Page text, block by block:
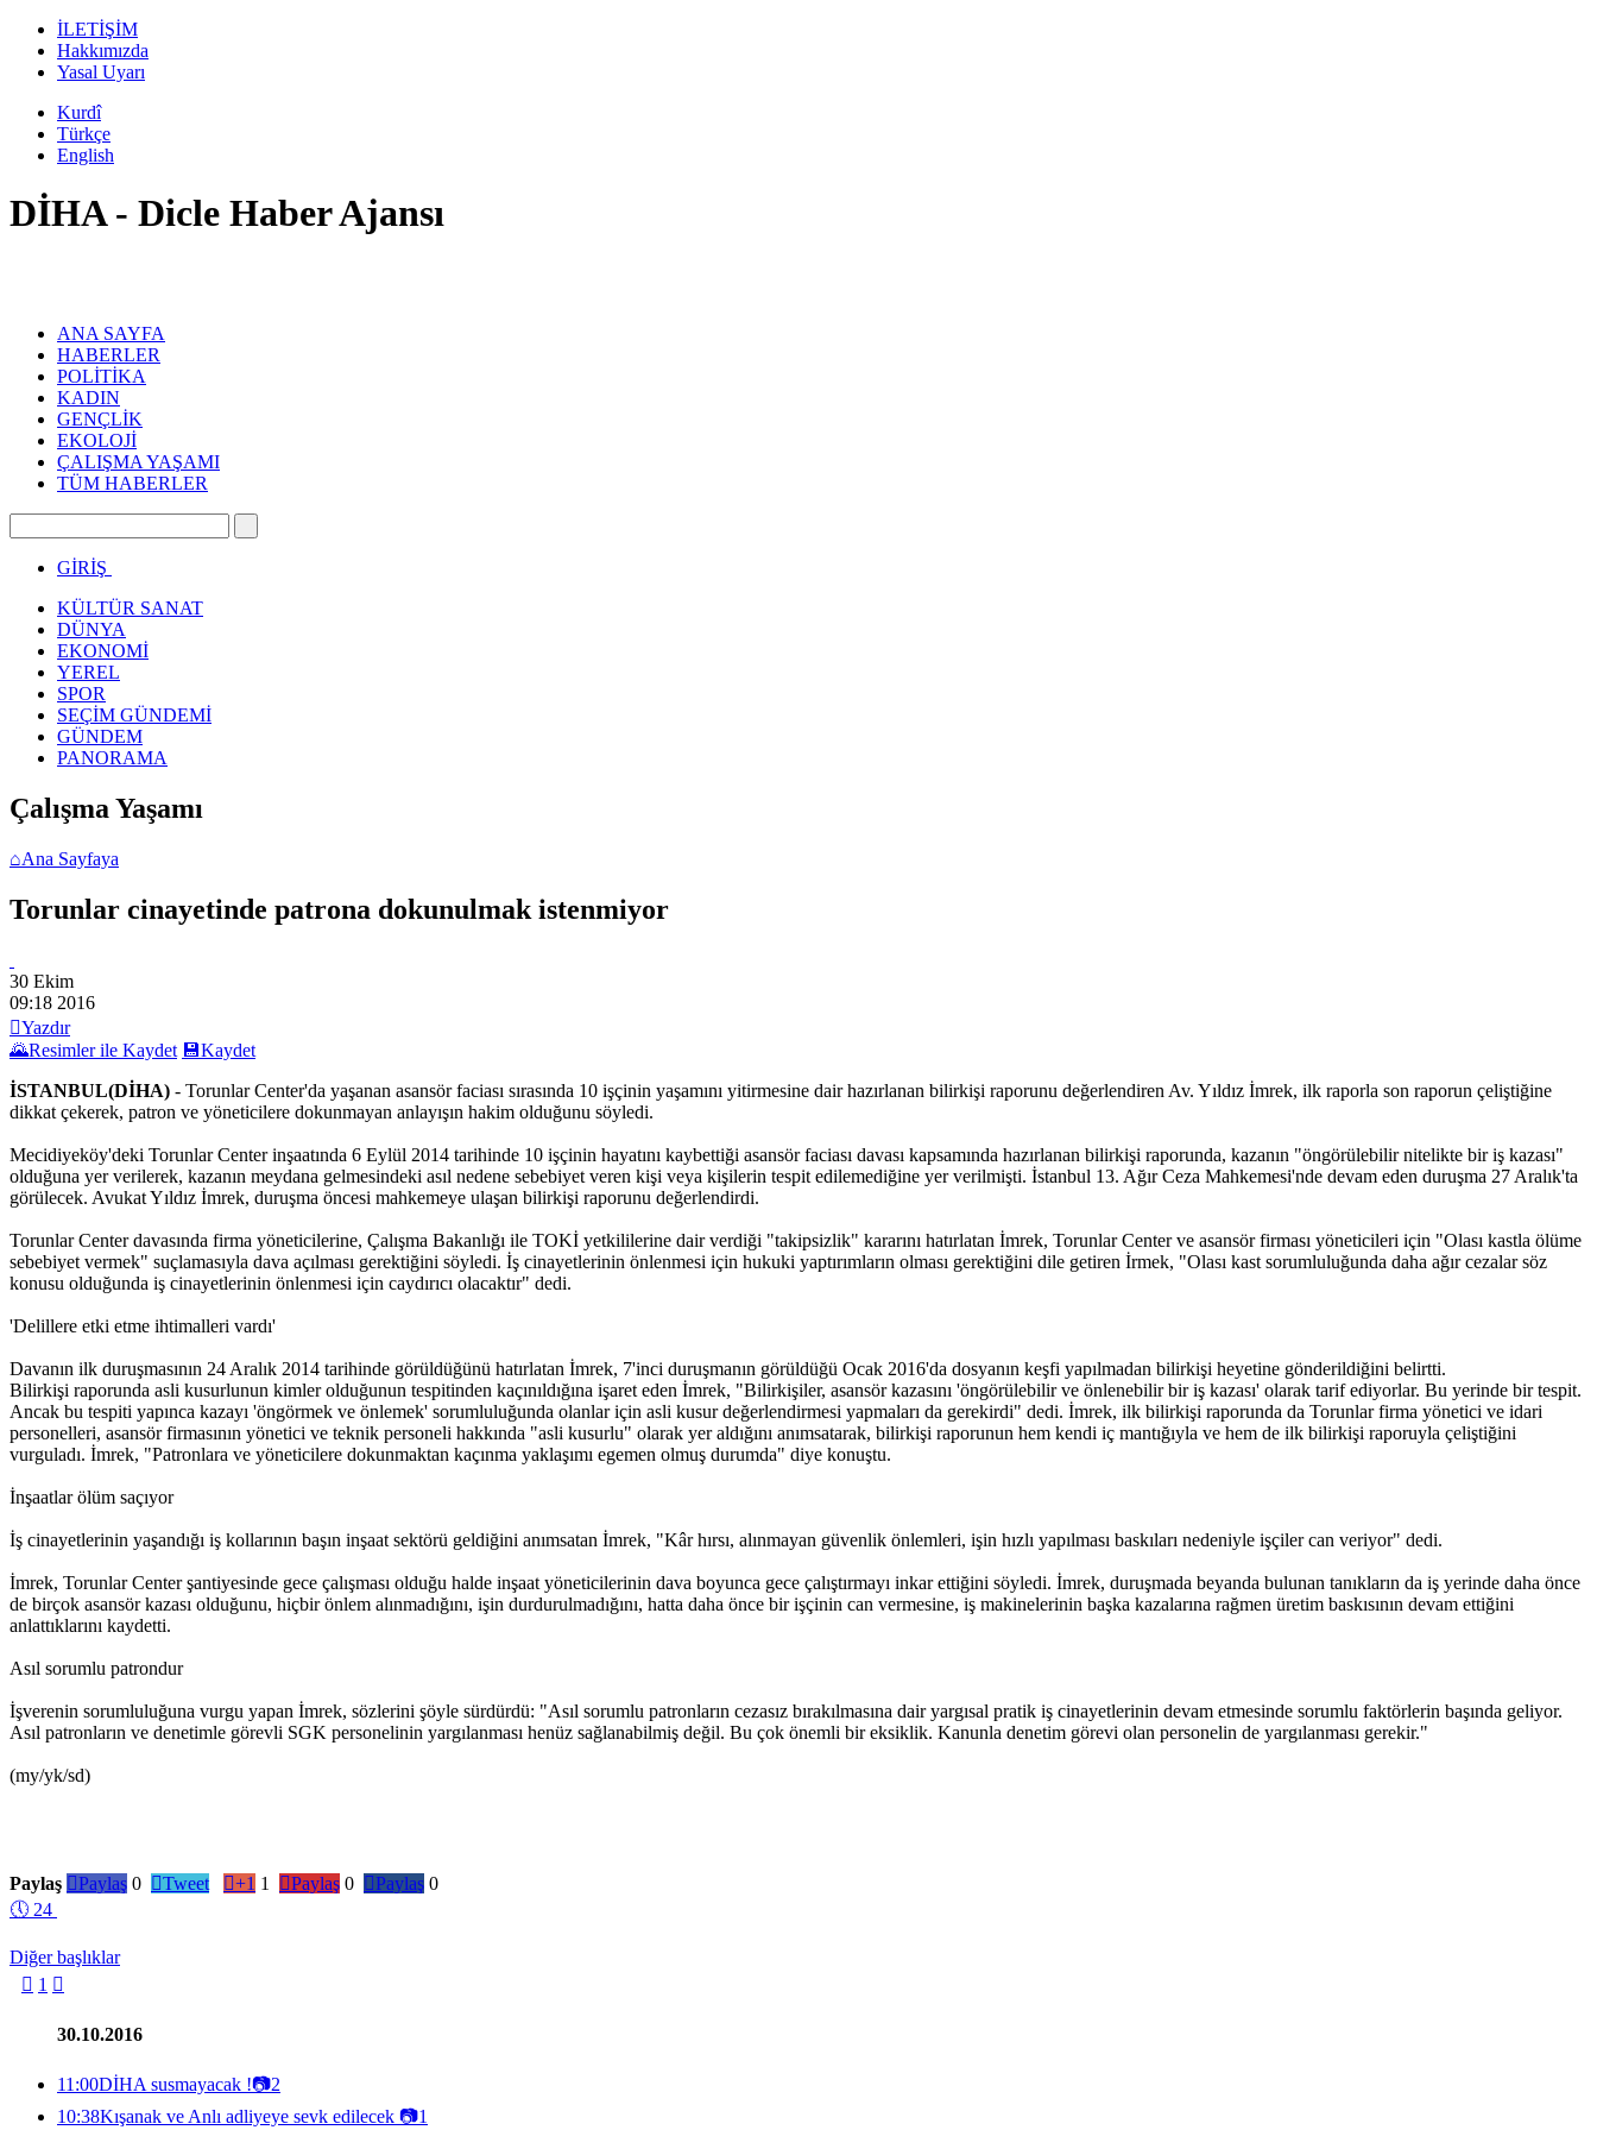
İLETİŞİM
Hakkımızda
Yasal Uyarı
Kurdî
Türkçe
English
DİHA - Dicle Haber Ajansı
ANA SAYFA
HABERLER
POLİTİKA
KADIN
GENÇLİK
EKOLOJİ
ÇALIŞMA YAŞAMI
TÜM HABERLER
GİRİŞ
KÜLTÜR SANAT
DÜNYA
EKONOMİ
YEREL
SPOR
SEÇİM GÜNDEMİ
GÜNDEM
PANORAMA
Çalışma Yaşamı
⌂Ana Sayfaya
Torunlar cinayetinde patrona dokunulmak istenmiyor
30 Ekim
09:18 2016
Yazdır
🌄Resimler ile Kaydet 💾Kaydet
İSTANBUL(DİHA) - Torunlar Center'da yaşanan asansör faciası sırasında 10 işçinin yaşamını yitirmesine dair hazırlanan bilirkişi raporunu değerlendiren Av. Yıldız İmrek, ilk raporla son raporun çeliştiğine
dikkat çekerek, patron ve yöneticilere dokunmayan anlayışın hakim olduğunu söyledi.
Mecidiyeköy'deki Torunlar Center inşaatında 6 Eylül 2014 tarihinde 10 işçinin hayatını kaybettiği asansör faciası davası kapsamında hazırlanan bilirkişi raporunda, kazanın "öngörülebilir nitelikte bir iş kazası"
olduğuna yer verilerek, kazanın meydana gelmesindeki asıl nedene sebebiyet veren kişi veya kişilerin tespit edilemediğine yer verilmişti. İstanbul 13. Ağır Ceza Mahkemesi'nde devam eden duruşma 27 Aralık'ta
görülecek. Avukat Yıldız İmrek, duruşma öncesi mahkemeye ulaşan bilirkişi raporunu değerlendirdi.
Torunlar Center davasında firma yöneticilerine, Çalışma Bakanlığı ile TOKİ yetkililerine dair verdiği "takipsizlik" kararını hatırlatan İmrek, Torunlar Center ve asansör firması yöneticileri için "Olası kastla ölüme
sebebiyet vermek" suçlamasıyla dava açılması gerektiğini söyledi. İş cinayetlerinin önlenmesi için hukuki yaptırımların olması gerektiğini dile getiren İrmek, "Olası kast sorumluluğunda daha ağır cezalar söz
konusu olduğunda iş cinayetlerinin önlenmesi için caydırıcı olacaktır" dedi.
'Delillere etki etme ihtimalleri vardı'
Davanın ilk duruşmasının 24 Aralık 2014 tarihinde görüldüğünü hatırlatan İmrek, 7'inci duruşmanın görüldüğü Ocak 2016'da dosyanın keşfi yapılmadan bilirkişi heyetine gönderildiğini belirtti.
Bilirkişi raporunda asli kusurlunun kimler olduğunun tespitinden kaçınıldığına işaret eden İmrek, "Bilirkişiler, asansör kazasını 'öngörülebilir ve önlenebilir bir iş kazası' olarak tarif ediyorlar. Bu yerinde bir tespit.
Ancak bu tespiti yapınca kazayı 'öngörmek ve önlemek' sorumluluğunda olanlar için asli kusur değerlendirmesi yapmaları da gerekirdi" dedi. İmrek, ilk bilirkişi raporunda da Torunlar firma yönetici ve idari
personelleri, asansör firmasının yönetici ve teknik personeli hakkında "asli kusurlu" olarak yer aldığını anımsatarak, bilirkişi raporunun hem kendi iç mantığıyla ve hem de ilk bilirkişi raporuyla çeliştiğini
vurguladı. İmrek, "Patronlara ve yöneticilere dokunmaktan kaçınma yaklaşımı egemen olmuş durumda" diye konuştu.
İnşaatlar ölüm saçıyor
İş cinayetlerinin yaşandığı iş kollarının başın inşaat sektörü geldiğini anımsatan İmrek, "Kâr hırsı, alınmayan güvenlik önlemleri, işin hızlı yapılması baskıları nedeniyle işçiler can veriyor" dedi.
İmrek, Torunlar Center şantiyesinde gece çalışması olduğu halde inşaat yöneticilerinin dava boyunca gece çalıştırmayı inkar ettiğini söyledi. İmrek, duruşmada beyanda bulunan tanıkların da iş yerinde daha önce
de birçok asansör kazası olduğunu, hiçbir önlem alınmadığını, işin durdurulmadığını, hatta daha önce bir işçinin can vermesine, iş makinelerinin başka kazalarına rağmen üretim baskısının devam ettiğini
anlattıklarını kaydetti.
Asıl sorumlu patrondur
İşverenin sorumluluğuna vurgu yapan İmrek, sözlerini şöyle sürdürdü: "Asıl sorumlu patronların cezasız bırakılmasına dair yargısal pratik iş cinayetlerinin devam etmesinde sorumlu faktörlerin başında geliyor.
Asıl patronların ve denetimle görevli SGK personelinin yargılanması henüz sağlanabilmiş değil. Bu çok önemli bir eksiklik. Kanunla denetim görevi olan personelin de yargılanması gerekir."
(my/yk/sd)
Paylaş Paylaş 0 Tweet +1 1 Paylaş 0 Paylaş 0
🕔 24
Diğer başlıklar
 1 
30.10.2016
11:00DİHA susmayacak !📷2
10:38Kışanak ve Anlı adliyeye sevk edilecek 📷1